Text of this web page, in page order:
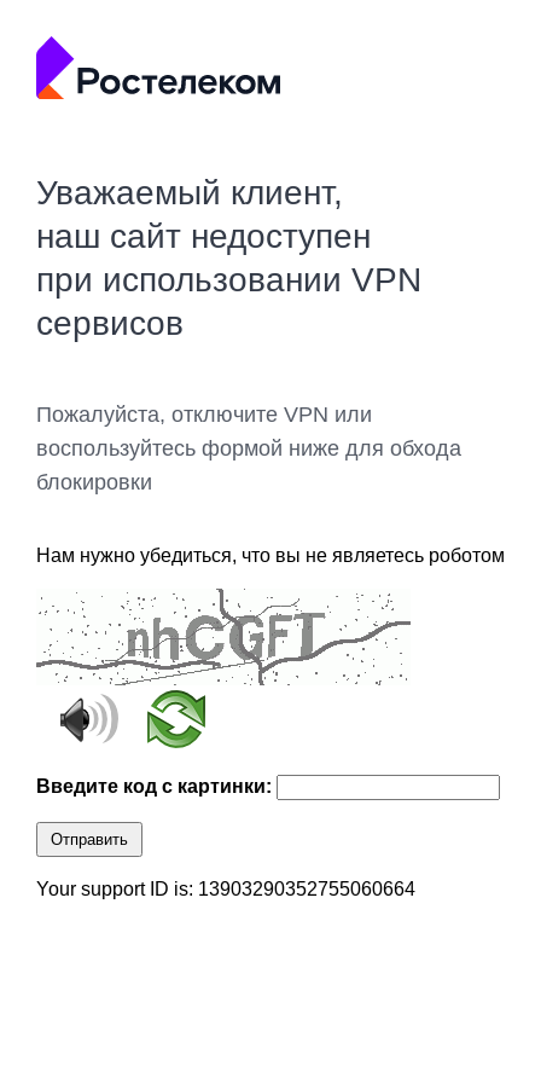
Уважаемый клиент,
наш сайт недоступен
при использовании VPN
сервисов
Пожалуйста, отключите VPN или
воспользуйтесь формой ниже для обхода
блокировки
Нам нужно убедиться, что вы не являетесь роботом
Введите код с картинки:
Отправить
Your support ID is: 13903290352755060664